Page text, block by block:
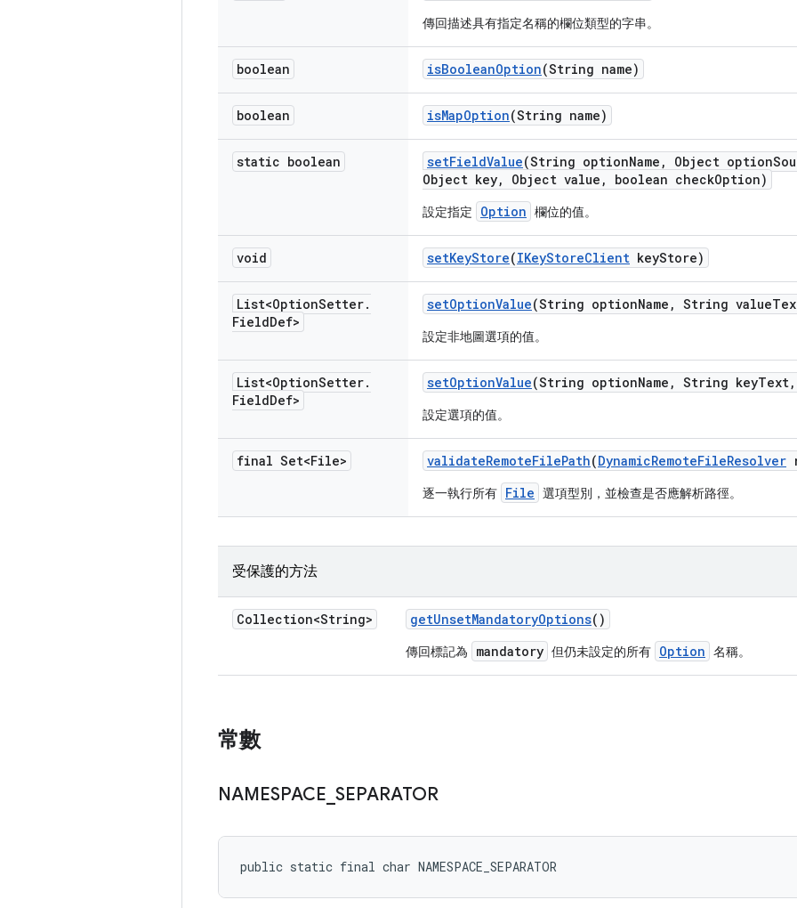
傳回描述具有指定名稱的欄位類型的字串。
boolean isBooleanOption(String name)
boolean isMapOption(String name)
static boolean setFieldValue(String optionName , Object option
Object key, Object value , boolean checkOption)
設定指定 Option 欄位的值。
void setKeyStore(IKeyStoreClient keyStore)
List<OptionSetter.
FieldDef>
setOptionValue(String optionName , String value
設定非地圖選項的值。
List<OptionSetter.
FieldDef>
setOptionValue(String optionName , String keyText,
設定選項的值。
final Set<File> validateRemoteFilePath(DynamicRemoteFileResolver
逐一執行所有 File 選項型別，並檢查是否應解析路徑。
受保護的方法
Collection<String> getUnsetMandatoryOptions()
傳回標記為 mandatory 但仍未設定的所有 Option 名稱。
常數
NAMESPACE SEPARATOR
public static final char NAMESPACE_SEPARATOR